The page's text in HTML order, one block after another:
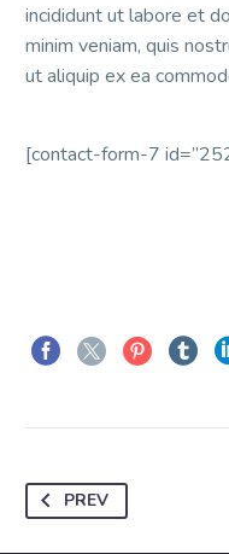
incididunt ut labore et
minim veniam, quis
ut aliquip ex ea
[contact-form-7
PREV